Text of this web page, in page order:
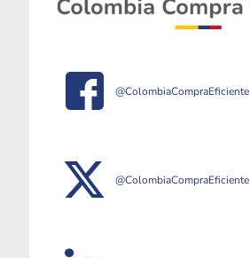
@ColombiaCompraEficiente
@ColombiaCompraEficiente